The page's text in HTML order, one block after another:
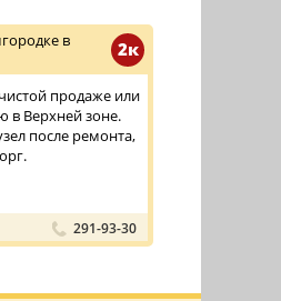
2к
в
продаже или
в Верхней зоне.
после ремонта,
291-93-30